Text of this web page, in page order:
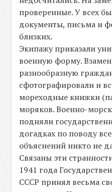
проверенные. У всех
документы, письма и
близких.
Экипажу приказали
военную форму.
разнообразную
сфотографировали и
мореходные книжки
моряков. Военно-
подняли
догадках по поводу
объяснений никто не
Связаны эти
1941 года
СССР принял весьма